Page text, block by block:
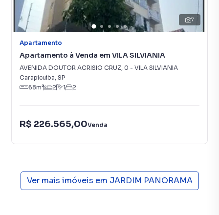
7
Apartamento
Apartamento à Venda em VILA SILVIANIA
AVENIDA DOUTOR ACRISIO CRUZ, 0 - VILA SILVIANIA
Carapicuiba, SP
68m² 2 1 2
R$ 226.565,00Venda
Ver mais imóveis em JARDIM PANORAMA